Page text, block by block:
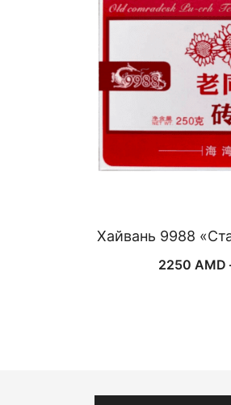
Хайвань 9988
2250 AMD